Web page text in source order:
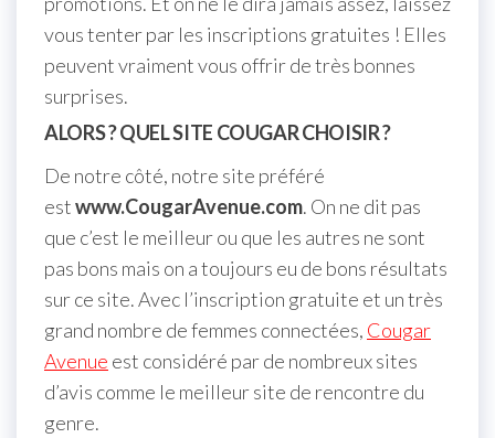
vous tenter par les inscriptions gratuites ! Elles
peuvent vraiment vous offrir de très bonnes
surprises.
ALORS ? QUEL SITE COUGAR CHOISIR ?
De notre côté, notre site préféré
estwww.CougarAvenue.com. On ne dit pas
que c’est le meilleur ou que les autres ne sont
pas bons mais on a toujours eu de bons résultats
sur ce site. Avec l’inscription gratuite et un très
grand nombre de femmes connectées, Cougar
Avenue est considéré par de nombreux sites
d’avis comme le meilleur site de rencontre du
genre.